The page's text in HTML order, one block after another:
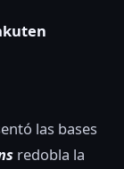
las bases
redobla la